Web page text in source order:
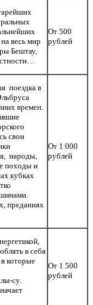
весь мир
Бештау,
От 500
рублей
поездка в
времен.
свои
народы,
походы и
кубках
преданиях
От 1 000
рублей
в себя
в которые
су.
От 1 500
рублей